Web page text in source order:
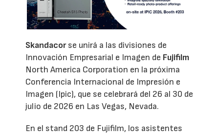
Skandacorse unirá a las divisiones de
Innovación Empresarial e Imagen de Fujifilm
North America Corporation en la próxima
Conferencia Internacional de Impresión e
Imagen (Ipic), que se celebrará del 26 al 30 de
julio de 2026 en Las Vegas, Nevada.
En el stand 203 de Fujifilm, los asistentes